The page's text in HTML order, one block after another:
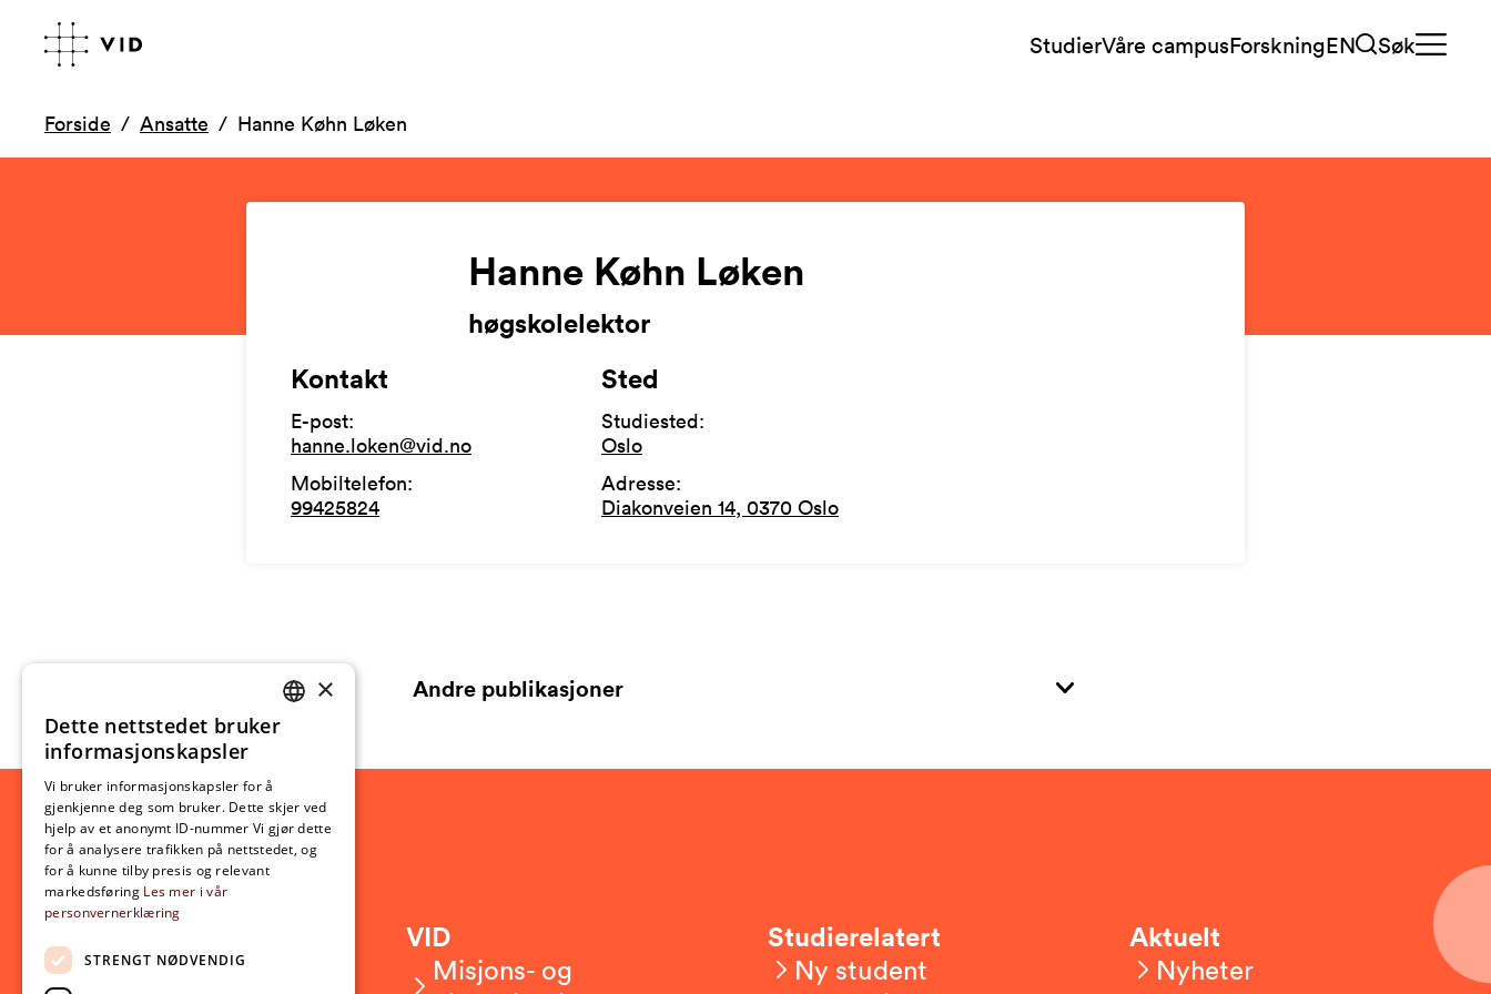
StudierVåre campusForskningEN Søk
Forside Ansatte Hanne Køhn Løken
Hanne Køhn Løken
høgskolelektor
Kontakt
E-post:
hanne.loken@vid.no
Mobiltelefon:
99425824
Sted
Studiested:
Oslo
Adresse:
Diakonveien 14, 0370 Oslo
Andre publikasjoner
Kontakt oss
VID
Misjons- og
Studierelatert
Ny student
Aktuelt
Nyheter
NORWEGIAN
×
Dette nettstedet bruker
informasjonskapsler
Vi bruker informasjonskapsler for å
gjenkjenne deg som bruker. Dette skjer ved
hjelp av et anonymt ID-nummer Vi gjør dette
for å analysere trafikken på nettstedet, og
for å kunne tilby presis og relevant
markedsføring Les mer i vår
personvernerklæring
STRENGT NØDVENDIG